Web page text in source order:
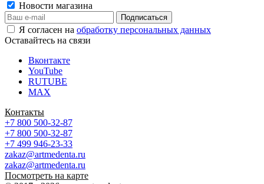
Новости магазина
Я согласен на обработку персональных данных
Оставайтесь на связи
Вконтакте
YouTube
RUTUBE
MAX
Контакты
+7 800 500-32-87
+7 800 500-32-87
+7 499 946-23-33
zakaz@artmedenta.ru
zakaz@artmedenta.ru
Посмотреть на карте